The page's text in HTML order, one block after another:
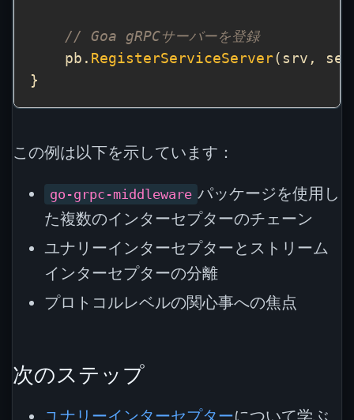
// Goa gRPCサーバーを登録
    pb.
RegisterServiceServer
この例は以下を示しています：
go-grpc-middleware パッケージを使用し
た複数のインターセプターのチェーン
ユナリーインターセプターとストリーム
インターセプターの分離
プロトコルレベルの関心事への焦点
次のステップ